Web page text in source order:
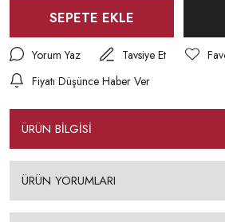
SEPETE EKLE
Yorum Yaz
Tavsiye Et
Fiyatı Düşünce Haber Ver
ÜRÜN BİLGİSİ
ÜRÜN YORUMLARI